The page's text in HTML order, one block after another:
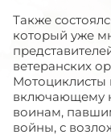
Также
который уже
ветеранских
Мотоциклисты
включающему
воинам,
войны, с